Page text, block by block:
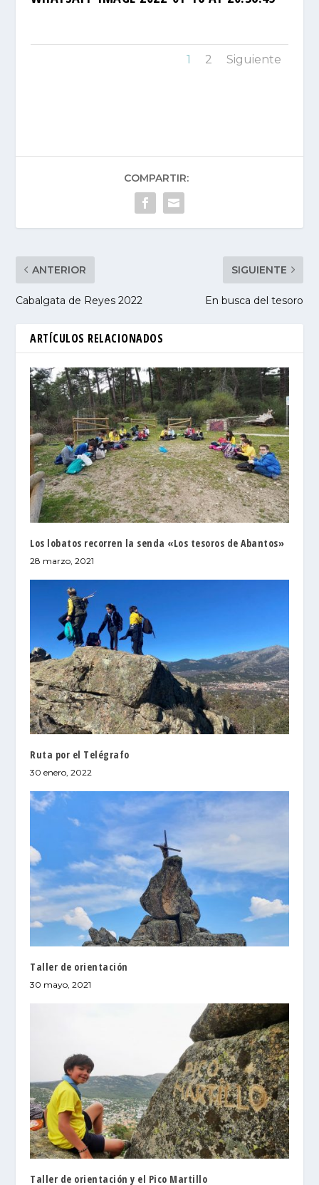
1 2 Siguiente
COMPARTIR:
ANTERIOR
Cabalgata de Reyes 2022
SIGUIENTE
En busca del tesoro
ARTÍCULOS RELACIONADOS
Los lobatos recorren la senda «Los tesoros de Abantos»
28 marzo, 2021
Ruta por el Telégrafo
30 enero, 2022
Taller de orientación
30 mayo, 2021
Taller de orientación y el Pico Martillo